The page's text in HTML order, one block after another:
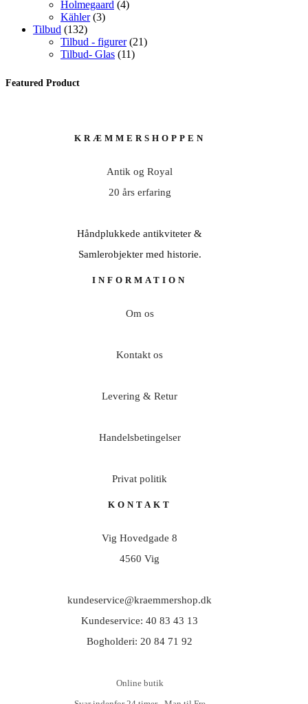
Holmegaard 44
Kähler 33
Tilbud 132132
varer
Tilbud - figurer 2121
Tilbud- Glas 1111
Featured Product
KRÆMMERSHOPPEN
Antik og Royal
20 års erfaring
Håndplukkede antikviteter &
Samlerobjekter med historie.
INFORMATION
Om os
Kontakt os
Levering & Retur
Handelsbetingelser
Privat politik
KONTAKT
Vig Hovedgade 8
4560 Vig
kundeservice@kraemmershop.dk
Kundeservice: 40 83 43 13
Bogholderi: 20 84 71 92
Online butik